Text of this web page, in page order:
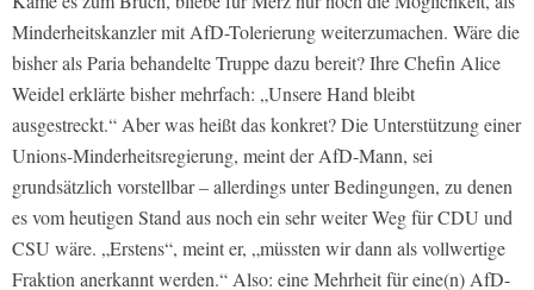
Minderheitskanzler mit AfD-Tolerierung weiterzumachen. Wäre die
bisher als Paria behandelte Truppe dazu bereit? Ihre Chefin Alice
Weidel erklärte bisher mehrfach: „Unsere Hand bleibt
ausgestreckt.“ Aber was heißt das konkret? Die Unterstützung einer
Unions-Minderheitsregierung, meint der AfD-Mann, sei
grundsätzlich vorstellbar – allerdings unter Bedingungen, zu denen
es vom heutigen Stand aus noch ein sehr weiter Weg für CDU und
CSU wäre. „Erstens“, meint er, „müssten wir dann als vollwertige
Fraktion anerkannt werden.“ Also: eine Mehrheit für eine(n) AfD-